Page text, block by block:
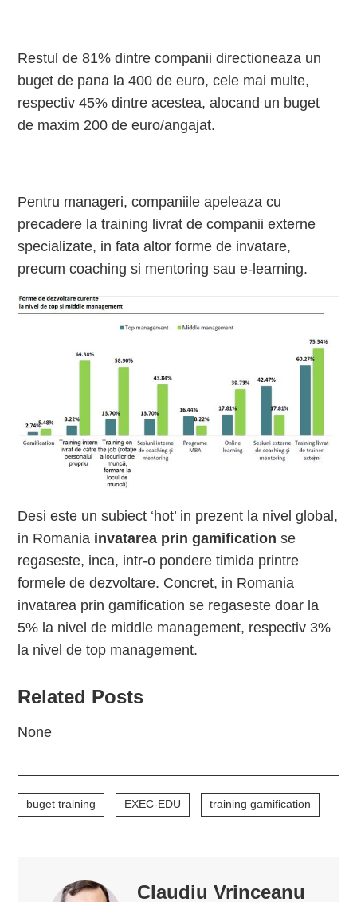
Restul de 81% dintre companii directioneaza un
buget de pana la 400 de euro, cele mai multe,
respectiv 45% dintre acestea, alocand un buget
de maxim 200 de euro/angajat.
Pentru manageri, companiile apeleaza cu
precadere la training livrat de companii externe
specializate, in fata altor forme de invatare,
precum coaching si mentoring sau e-learning.
Desi este un subiect ‘hot’ in prezent la nivel global,
in Romania invatarea prin gamification se
regaseste, inca, intr-o pondere timida printre
formele de dezvoltare. Concret, in Romania
invatarea prin gamification se regaseste doar la
5% la nivel de middle management, respectiv 3%
la nivel de top management.
Related Posts
None
buget training EXEC-EDU training gamification
Claudiu Vrinceanu